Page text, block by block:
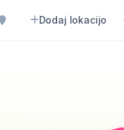
Dodaj lokacijo